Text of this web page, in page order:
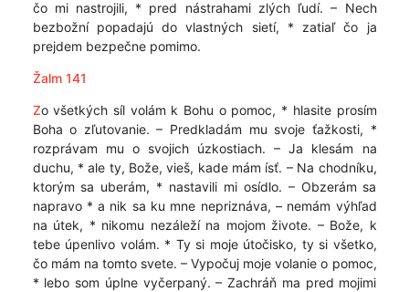
čo mi nastrojili, * pred nástrahami zlých ľudí. – Nech
bezbožní popadajú do vlastných sietí, * zatiaľ čo ja
prejdem bezpečne pomimo.
Žalm 141
Zo všetkých síl volám k Bohu o pomoc, * hlasite prosím
Boha o zľutovanie. – Predkladám mu svoje ťažkosti, *
rozprávam mu o svojich úzkostiach. – Ja klesám na
duchu, * ale ty, Bože, vieš, kade mám ísť. – Na chodníku,
ktorým sa uberám, * nastavili mi osídlo. – Obzerám sa
napravo * a nik sa ku mne nepriznáva, – nemám výhľad
na útek, * nikomu nezáleží na mojom živote. – Bože, k
tebe úpenlivo volám. * Ty si moje útočisko, ty si všetko,
čo mám na tomto svete. – Vypočuj moje volanie o pomoc,
* lebo som úplne vyčerpaný. – Zachráň ma pred mojimi